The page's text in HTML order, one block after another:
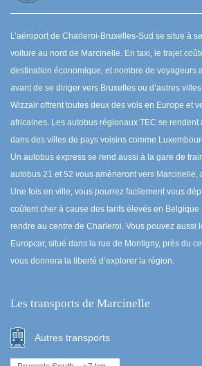
L’aéroport de Charleroi-Bruxelles-Sud se situe à
voiture au nord de Marcinelle. En taxi, le trajet
destination économique, et nombre de voyageurs
avant de se diriger vers Bruxelles ou d’autres
Wizzair offrent toutes deux des vols en Europe et
africaines. Les autobus régionaux TEC se
dans des villes de pays voisins comme
Un autobus express se rend aussi à la gare de
autobus 21 et 52 vous amèneront vers Marcinelle,
Une fois en ville, vous pourrez facilement vous
coûtent cher à cause des tarifs élevés en Belgique
rendre au centre de Charleroi. Vous pouvez aussi
Europcar, situé dans la rue de Montigny, près du
vous donnera la liberté d’explorer la région.
Les transports de Marcinelle
Autres transports